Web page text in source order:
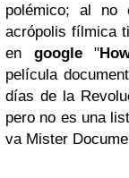
polémico; al no
acrópolis fílmica
en google"
película
días de la
pero no es una
va Mister